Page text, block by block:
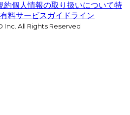
約個人情報の取り扱いについて特
有料サービスガイドライン
Inc. All Rights Reserved